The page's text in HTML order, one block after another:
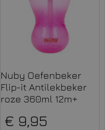
Nuby Oefenbeker
Flip-it Antilekbeker
roze 360ml 12m+
€ 9,95